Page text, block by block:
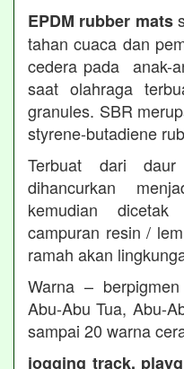
EPDM rubber mats
tahan cuaca dan
cedera pada anak-
saat olahraga
granules. SBR
styrene-butadiene
Terbuat dari
dihancurkan
kemudian
campuran resin /
ramah akan
Warna –
Abu-Abu Tua, Abu-
sampai 20 warna
jogging track,